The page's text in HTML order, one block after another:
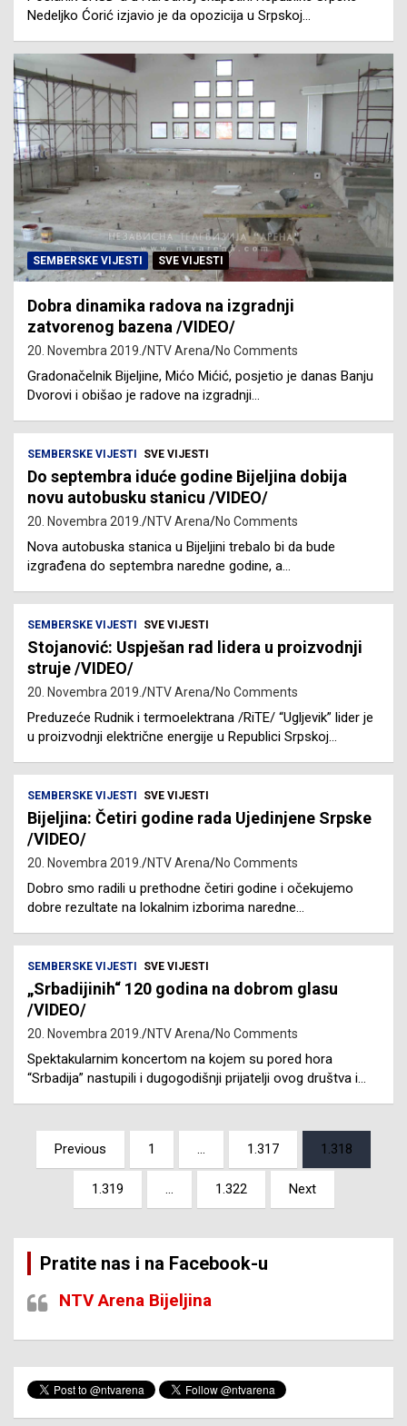
Nedeljko Ćorić izjavio je da opozicija u Srpskoj…
SEMBERSKE VIJESTI SVE VIJESTI
Dobra dinamika radova na izgradnji
zatvorenog bazena /VIDEO/
20. Novembra 2019. NTV Arena No Comments
Gradonačelnik Bijeljine, Mićo Mićić, posjetio je danas Banju
Dvorovi i obišao je radove na izgradnji…
SEMBERSKE VIJESTI SVE VIJESTI
Do septembra iduće godine Bijeljina dobija
novu autobusku stanicu /VIDEO/
20. Novembra 2019. NTV Arena No Comments
Nova autobuska stanica u Bijeljini trebalo bi da bude
izgrađena do septembra naredne godine, a…
SEMBERSKE VIJESTI SVE VIJESTI
Stojanović: Uspješan rad lidera u proizvodnji
struje /VIDEO/
20. Novembra 2019. NTV Arena No Comments
Preduzeće Rudnik i termoelektrana /RiTE/ “Ugljevik” lider je
u proizvodnji električne energije u Republici Srpskoj…
SEMBERSKE VIJESTI SVE VIJESTI
Bijeljina: Četiri godine rada Ujedinjene Srpske
/VIDEO/
20. Novembra 2019. NTV Arena No Comments
Dobro smo radili u prethodne četiri godine i očekujemo
dobre rezultate na lokalnim izborima naredne…
SEMBERSKE VIJESTI SVE VIJESTI
„Srbadijinih“ 120 godina na dobrom glasu
/VIDEO/
20. Novembra 2019. NTV Arena No Comments
Spektakularnim koncertom na kojem su pored hora
“Srbadija” nastupili i dugogodišnji prijatelji ovog društva i…
Posts
pagination
Previous 1 … 1.317 1.318
1.319 … 1.322 Next
Pratite nas i na Facebook-u
NTV Arena Bijeljina